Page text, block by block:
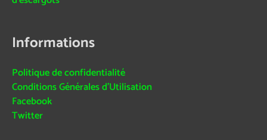
Informations
Politique de confidentialité
Conditions Générales d’Utilisation
Facebook
Twitter